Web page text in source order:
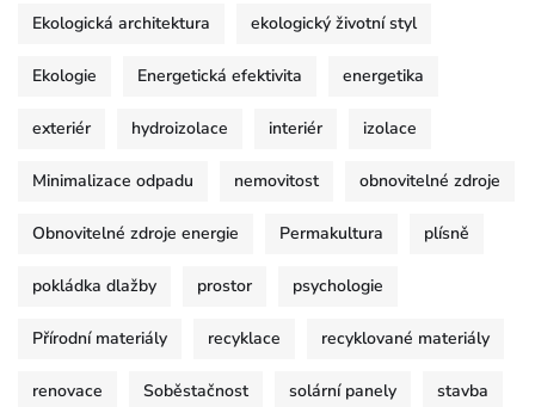
Ekologická architektura ekologický životní styl
Ekologie Energetická efektivita energetika
exteriér hydroizolace interiér izolace
Minimalizace odpadu nemovitost obnovitelné zdroje
Obnovitelné zdroje energie Permakultura plísně
pokládka dlažby prostor psychologie
Přírodní materiály recyklace recyklované materiály
renovace Soběstačnost solární panely stavba